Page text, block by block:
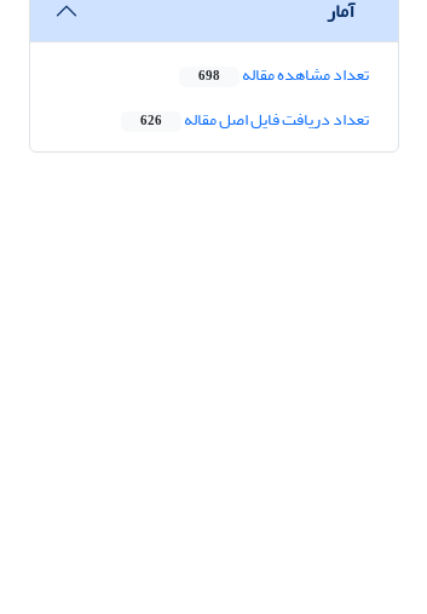
آمار
تعداد مشاهده مقاله 698
تعداد دریافت فایل اصل مقاله 626